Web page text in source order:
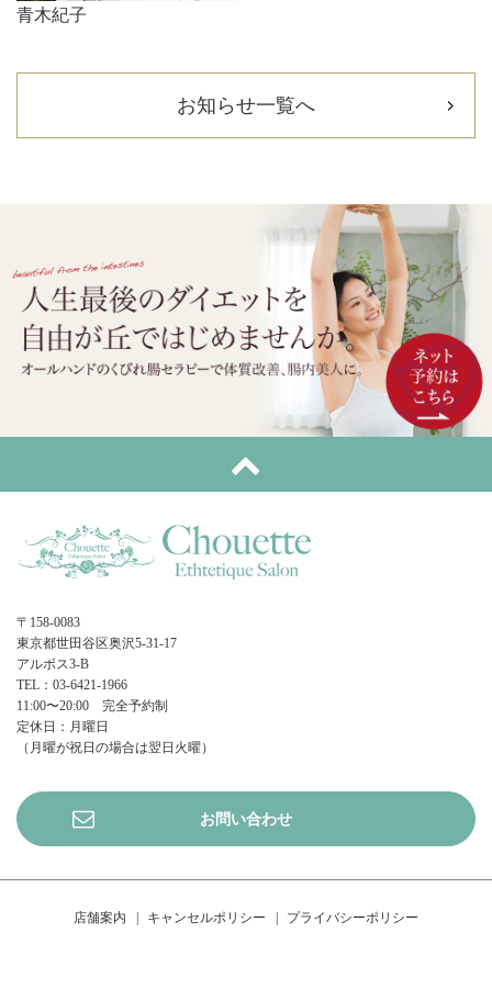
青木紀子
お知らせ一覧へ
〒158-0083
東京都世田谷区奥沢5-31-17
アルボス3-B
TEL：03-6421-1966
11:00〜20:00 完全予約制
定休日：月曜日
（月曜が祝日の場合は翌日火曜）
お問い合わせ
店舗案内 キャンセルポリシー プライバシーポリシー